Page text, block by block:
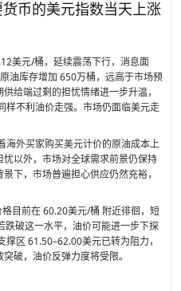
币的美元指数当天上涨
美元/桶，延续震荡下行，消息面
油库存增加 650万桶，远高于市场预
给端过剩的担忧情绪进一步升温，
样不利油价走强。市场仍面临美元走
海外买家购买美元计价的原油成本上
以外，市场对全球需求前景仍保持
下，市场普遍担心供应仍然充裕，
目前在 60.20美元/桶 附近徘徊，短
破这一水平，油价可能进一步下探
区 61.50–62.00美元已转为阻力，
破，油价反弹力度将受限。